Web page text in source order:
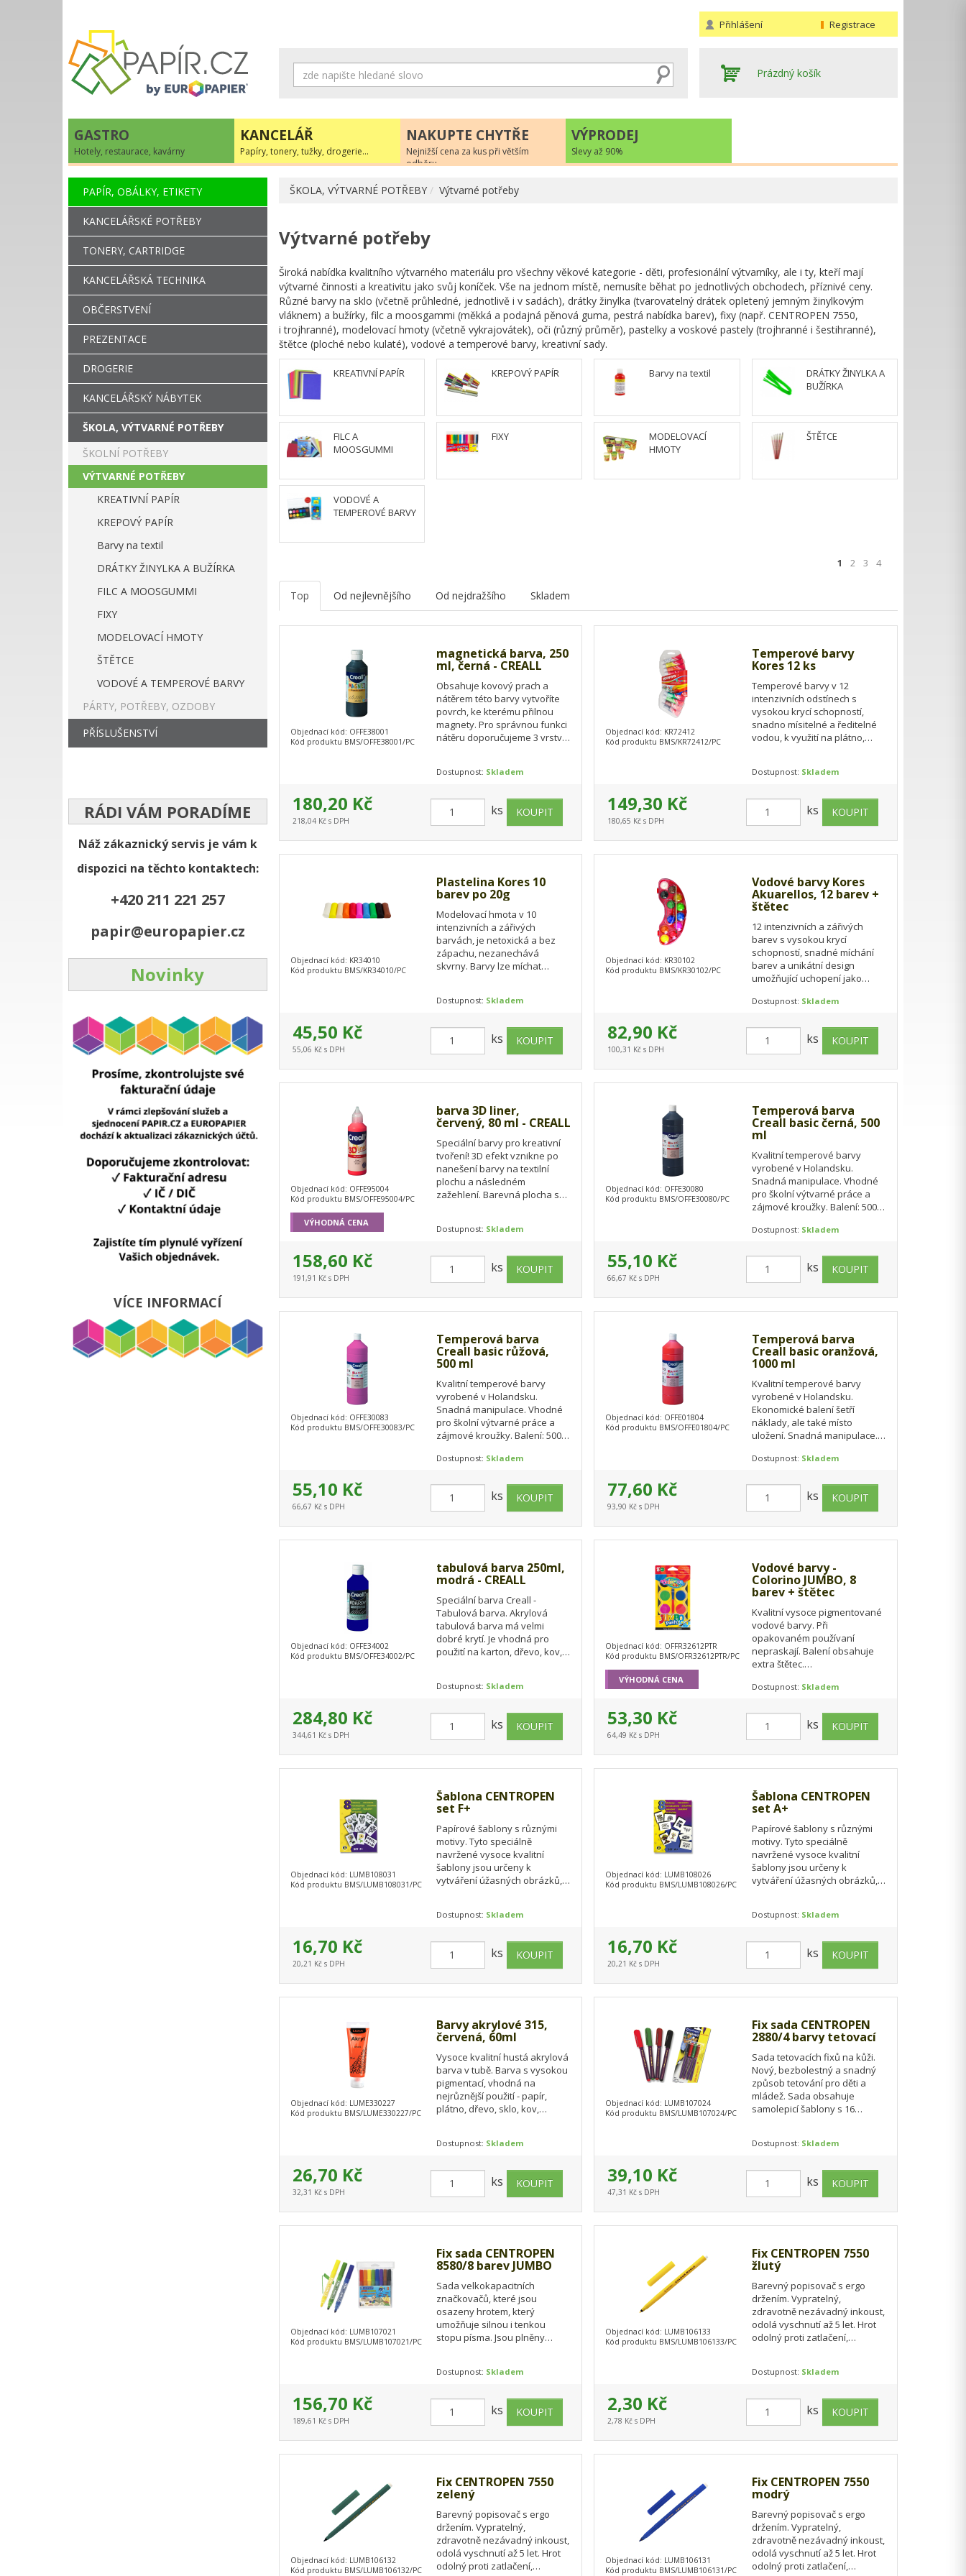
Přihlášení Registrace
Prázdný košík
GASTRO
Hotely, restaurace, kavárny
KANCELÁŘ
Papíry, tonery, tužky, drogerie...
NAKUPTE CHYTŘE
Nejnižší cena za kus při větším
odběru
VÝPRODEJ
Slevy až 90%
ŠKOLA, VÝTVARNÉ POTŘEBY Výtvarné potřeby
Výtvarné potřeby
Široká nabídka kvalitního výtvarného materiálu pro všechny věkové kategorie - děti, profesionální výtvarníky, ale i ty, kteří mají
výtvarné činnosti a kreativitu jako svůj koníček. Vše na jednom místě, nemusíte běhat po jednotlivých obchodech, příznivé ceny.
Různé barvy na sklo (včetně průhledné, jednotlivě i v sadách), drátky žinylka (tvarovatelný drátek opletený jemným žinylkovým
vláknem) a bužírky, filc a moosgammi (měkká a podajná pěnová guma, pestrá nabídka barev), fixy (např. CENTROPEN 7550,
i trojhranné), modelovací hmoty (včetně vykrajovátek), oči (různý průměr), pastelky a voskové pastely (trojhranné i šestihranné),
štětce (ploché nebo kulaté), vodové a temperové barvy, kreativní sady.
KREATIVNÍ PAPÍR KREPOVÝ PAPÍR Barvy na textil
DRÁTKY ŽINYLKA A
BUŽÍRKA
FILC A
MOOSGUMMI
FIXY
MODELOVACÍ
HMOTY
ŠTĚTCE
VODOVÉ A
TEMPEROVÉ BARVY
1 2 3 4
Top Od nejlevnějšího Od nejdražšího Skladem
magnetická barva, 250
ml, černá - CREALL
Obsahuje kovový prach a
nátěrem této barvy vytvoříte
povrch, ke kterému přilnou
magnety. Pro správnou funkci
nátěru doporučujeme 3 vrstvy
Dostupnost: Skladem
Objednací kód: OFFE38001
Kód produktu BMS/OFFE38001/PC
180,20 Kč
218,04 Kč s DPH
ks
Temperové barvy
Kores 12 ks
Temperové barvy v 12
intenzivních odstínech s
vysokou krycí schopností,
snadno mísitelné a ředitelné
vodou, k využití na plátno,
Dostupnost: Skladem
Objednací kód: KR72412
Kód produktu BMS/KR72412/PC
149,30 Kč
180,65 Kč s DPH
ks
Plastelina Kores 10
barev po 20g
Modelovací hmota v 10
intenzivních a zářivých
barvách, je netoxická a bez
zápachu, nezanechává
skvrny. Barvy lze míchat
Dostupnost: Skladem
Objednací kód: KR34010
Kód produktu BMS/KR34010/PC
45,50 Kč
55,06 Kč s DPH
ks
Vodové barvy Kores
Akuarellos, 12 barev +
štětec
12 intenzivních a zářivých
barev s vysokou krycí
schopností, snadné míchání
barev a unikátní design
umožňující uchopení jako
Dostupnost: Skladem
Objednací kód: KR30102
Kód produktu BMS/KR30102/PC
82,90 Kč
100,31 Kč s DPH
ks
barva 3D liner,
červený, 80 ml - CREALL
Speciální barvy pro kreativní
tvoření! 3D efekt vznikne po
nanešení barvy na textilní
plochu a následném
zažehlení. Barevná plocha se
Dostupnost: Skladem
Objednací kód: OFFE95004
Kód produktu BMS/OFFE95004/PC
158,60 Kč
191,91 Kč s DPH
ks
VÝHODNÁ CENA
Temperová barva
Creall basic černá, 500
ml
Kvalitní temperové barvy
vyrobené v Holandsku.
Snadná manipulace. Vhodné
pro školní výtvarné práce a
zájmové kroužky. Balení: 500
Dostupnost: Skladem
Objednací kód: OFFE30080
Kód produktu BMS/OFFE30080/PC
55,10 Kč
66,67 Kč s DPH
ks
Temperová barva
Creall basic růžová,
500 ml
Kvalitní temperové barvy
vyrobené v Holandsku.
Snadná manipulace. Vhodné
pro školní výtvarné práce a
zájmové kroužky. Balení: 500
Dostupnost: Skladem
Objednací kód: OFFE30083
Kód produktu BMS/OFFE30083/PC
55,10 Kč
66,67 Kč s DPH
ks
Temperová barva
Creall basic oranžová,
1000 ml
Kvalitní temperové barvy
vyrobené v Holandsku.
Ekonomické balení šetří
náklady, ale také místo
uložení. Snadná manipulace.
práce a zájmové kroužky.…
Dostupnost: Skladem
Objednací kód: OFFE01804
Kód produktu BMS/OFFE01804/PC
77,60 Kč
93,90 Kč s DPH
ks
tabulová barva 250ml,
modrá - CREALL
Speciální barva Creall -
Tabulová barva. Akrylová
tabulová barva má velmi
dobré krytí. Je vhodná pro
použití na karton, dřevo, kov,
Dostupnost: Skladem
Objednací kód: OFFE34002
Kód produktu BMS/OFFE34002/PC
284,80 Kč
344,61 Kč s DPH
ks
Vodové barvy -
Colorino JUMBO, 8
barev + štětec
Kvalitní vysoce pigmentované
vodové barvy. Při
opakovaném používaní
nepraskají. Balení obsahuje
extra štětec.
Dostupnost: Skladem
Objednací kód: OFFR32612PTR
Kód produktu BMS/OFR32612PTR/PC
53,30 Kč
64,49 Kč s DPH
ks
VÝHODNÁ CENA
Šablona CENTROPEN
set F+
Papírové šablony s různými
motivy. Tyto speciálně
navržené vysoce kvalitní
šablony jsou určeny k
vytváření úžasných obrázků,
Dostupnost: Skladem
Objednací kód: LUMB108031
Kód produktu BMS/LUMB108031/PC
16,70 Kč
20,21 Kč s DPH
ks
Šablona CENTROPEN
set A+
Papírové šablony s různými
motivy. Tyto speciálně
navržené vysoce kvalitní
šablony jsou určeny k
vytváření úžasných obrázků,
Dostupnost: Skladem
Objednací kód: LUMB108026
Kód produktu BMS/LUMB108026/PC
16,70 Kč
20,21 Kč s DPH
ks
Barvy akrylové 315,
červená, 60ml
Vysoce kvalitní hustá akrylová
barva v tubě. Barva s vysokou
pigmentací, vhodná na
nejrůznější použití - papír,
plátno, dřevo, sklo, kov,
Dostupnost: Skladem
Objednací kód: LUME330227
Kód produktu BMS/LUME330227/PC
26,70 Kč
32,31 Kč s DPH
ks
Fix sada CENTROPEN
2880/4 barvy tetovací
Sada tetovacích fixů na kůži.
Nový, bezbolestný a snadný
způsob tetování pro děti a
mládež. Sada obsahuje
samolepicí šablony s 16
Dostupnost: Skladem
Objednací kód: LUMB107024
Kód produktu BMS/LUMB107024/PC
39,10 Kč
47,31 Kč s DPH
ks
Fix sada CENTROPEN
8580/8 barev JUMBO
Sada velkokapacitních
značkovačů, které jsou
osazeny hrotem, který
umožňuje silnou i tenkou
stopu písma. Jsou plněny
zásoba…
Dostupnost: Skladem
Objednací kód: LUMB107021
Kód produktu BMS/LUMB107021/PC
156,70 Kč
189,61 Kč s DPH
ks
Fix CENTROPEN 7550
žlutý
Barevný popisovač s ergo
držením. Vypratelný,
zdravotně nezávadný inkoust,
odolá vyschnutí až 5 let. Hrot
odolný proti zatlačení,
Dostupnost: Skladem
Objednací kód: LUMB106133
Kód produktu BMS/LUMB106133/PC
2,30 Kč
2,78 Kč s DPH
ks
Fix CENTROPEN 7550
zelený
Barevný popisovač s ergo
držením. Vypratelný,
zdravotně nezávadný inkoust,
odolá vyschnutí až 5 let. Hrot
odolný proti zatlačení,
Objednací kód: LUMB106132
Kód produktu BMS/LUMB106132/PC
Fix CENTROPEN 7550
modrý
Barevný popisovač s ergo
držením. Vypratelný,
zdravotně nezávadný inkoust,
odolá vyschnutí až 5 let. Hrot
odolný proti zatlačení,
Objednací kód: LUMB106131
Kód produktu BMS/LUMB106131/PC
PAPÍR, OBÁLKY, ETIKETY
KANCELÁŘSKÉ POTŘEBY
TONERY, CARTRIDGE
KANCELÁŘSKÁ TECHNIKA
OBČERSTVENÍ
PREZENTACE
DROGERIE
KANCELÁŘSKÝ NÁBYTEK
ŠKOLA, VÝTVARNÉ POTŘEBY
ŠKOLNÍ POTŘEBY
VÝTVARNÉ POTŘEBY
KREATIVNÍ PAPÍR
KREPOVÝ PAPÍR
Barvy na textil
DRÁTKY ŽINYLKA A BUŽÍRKA
FILC A MOOSGUMMI
FIXY
MODELOVACÍ HMOTY
ŠTĚTCE
VODOVÉ A TEMPEROVÉ BARVY
PÁRTY, POTŘEBY, OZDOBY
PŘÍSLUŠENSTVÍ
RÁDI VÁM PORADÍME
Náž zákaznický servis je vám k
dispozici na těchto kontaktech:
+420 211 221 257
papir@europapier.cz
Novinky
VÍCE INFORMACÍ